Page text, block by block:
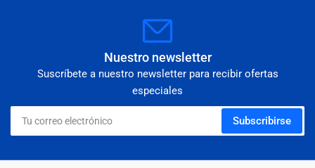
Nuestro newsletter
Suscríbete a nuestro newsletter para recibir ofertas
especiales
Tu
correo
electrónico
Subscribirse